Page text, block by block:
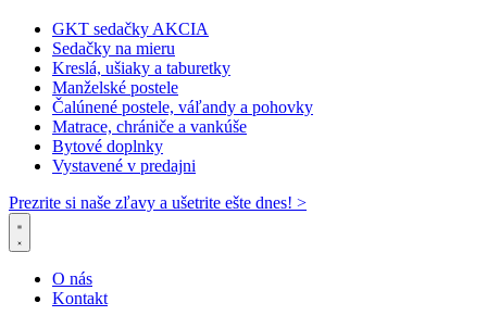
GKT sedačky AKCIA
Sedačky na mieru
Kreslá, ušiaky a taburetky
Manželské postele
Čalúnené postele, váľandy a pohovky
Matrace, chrániče a vankúše
Bytové doplnky
Vystavené v predajni
Prezrite si naše zľavy a ušetrite ešte dnes! >​
O nás
Kontakt